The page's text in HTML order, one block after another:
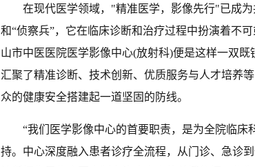
在现代医学领域，"精准医学，影像先行"已成
和“侦察兵”，它在临床诊断和治疗过程中扮演着不
山市中医医院医学影像中心(放射科)便是这样一双
汇聚了精准诊断、技术创新、优质服务与人才培养
众的健康安全搭建起一道坚固的防线。
“我们医学影像中心的首要职责，是为全院临床
持。中心深度融入患者诊疗全流程，从门诊、急诊